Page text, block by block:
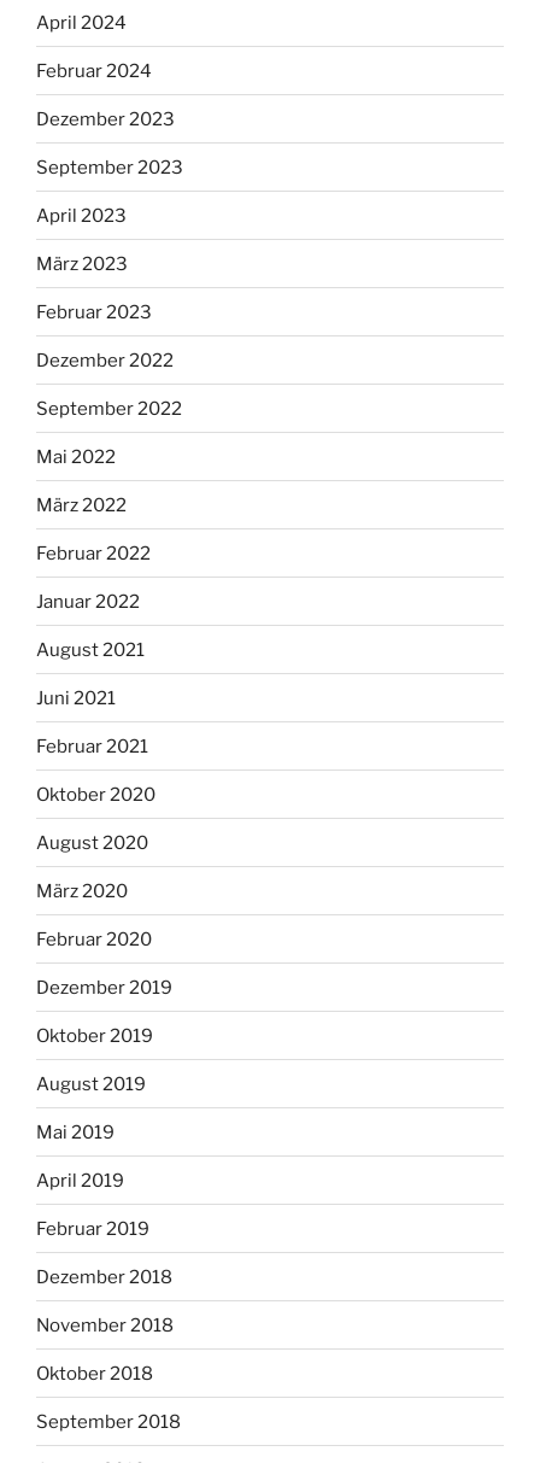
April 2024
Februar 2024
Dezember 2023
September 2023
April 2023
März 2023
Februar 2023
Dezember 2022
September 2022
Mai 2022
März 2022
Februar 2022
Januar 2022
August 2021
Juni 2021
Februar 2021
Oktober 2020
August 2020
März 2020
Februar 2020
Dezember 2019
Oktober 2019
August 2019
Mai 2019
April 2019
Februar 2019
Dezember 2018
November 2018
Oktober 2018
September 2018